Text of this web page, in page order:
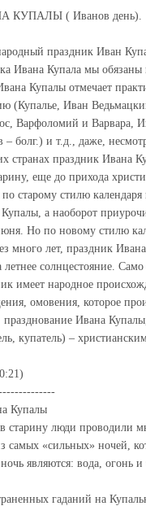
КУПАЛЫ ( Иванов день).
праздник Иван
Ивана Купала мы
Купалы отмечает
(Купалье, Иван
Варфоломий и Варвара,
болг.) и т.д., даже,
странах праздник Ивана
еще до прихода
старому стилю
а наоборот
Но по новому стилю
много лет, праздник
летнее солнцестояние.
имеет народное
омовения, которое
празднование Ивана
купатель) –
Купалы
люди проводили
самых «сильных» ночей,
являются: вода, огонь и
гаданий на